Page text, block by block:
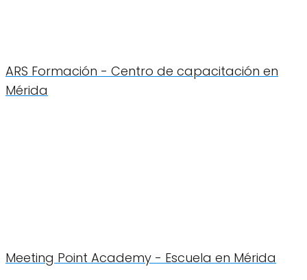
ARS Formación - Centro de capacitación en
Mérida
Meeting Point Academy - Escuela en Mérida